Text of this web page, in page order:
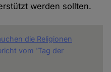
werden sollten.
die Religionen
vom 'Tag der